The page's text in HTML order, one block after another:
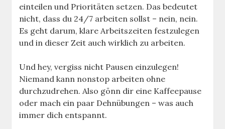
einteilen und Prioritäten setzen. Das bedeutet
nicht, dass du 24/7 arbeiten sollst – nein, nein.
Es geht darum, klare Arbeitszeiten festzulegen
und in dieser Zeit auch wirklich zu arbeiten.
Und hey, vergiss nicht Pausen einzulegen!
Niemand kann nonstop arbeiten ohne
durchzudrehen. Also gönn dir eine Kaffeepause
oder mach ein paar Dehnübungen – was auch
immer dich entspannt.